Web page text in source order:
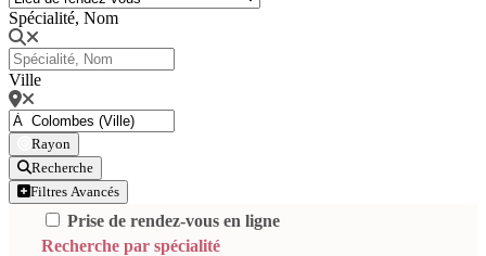
Spécialité, Nom
Ville
Rayon
Recherche
Filtres Avancés
Prise de rendez-vous en ligne
Recherche par spécialité